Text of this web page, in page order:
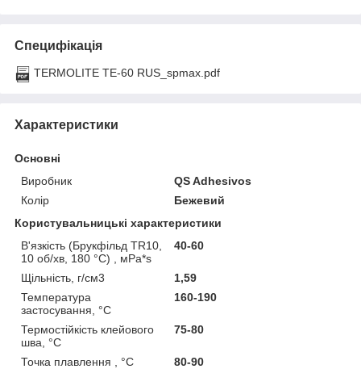
Специфікація
TERMOLITE ТЕ-60 RUS_spmax.pdf
Характеристики
Основні
Виробник
QS Adhesivos
Колір
Бежевий
Користувальницькі характеристики
В'язкість (Брукфільд TR10,
10 об/хв, 180 °С) , мРа*s
40-60
Щільність, г/см3
1,59
Температура
застосування, °C
160-190
Термостійкість клейового
шва, °С
75-80
Точка плавлення , °С 80-90